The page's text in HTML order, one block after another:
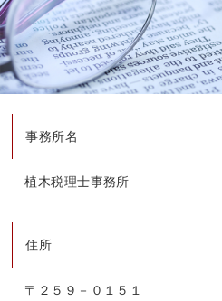
事務所名
植木税理士事務所
住所
〒２５９－０１５１